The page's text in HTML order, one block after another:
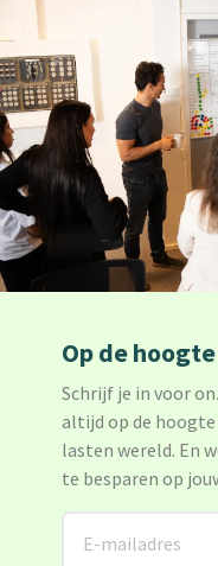
Op de
Schrijf je in voor
altijd op de hoogte
lasten wereld. En
te besparen op